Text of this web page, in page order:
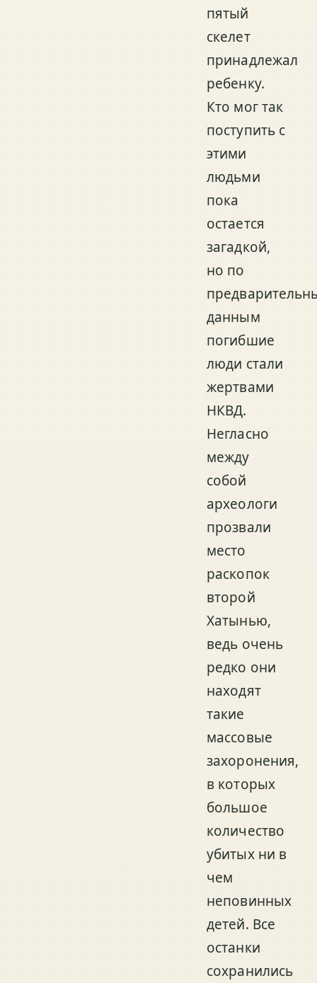
пятый
скелет
принадлежал
ребенку.
Кто мог так
поступить с
этими
людьми
пока
остается
загадкой,
но по
данным
погибшие
люди стали
жертвами
НКВД.
Негласно
между
собой
археологи
прозвали
место
раскопок
второй
Хатынью,
ведь очень
редко они
находят
такие
массовые
захоронения,
в которых
большое
количество
убитых ни в
чем
неповинных
детей. Все
останки
сохранились